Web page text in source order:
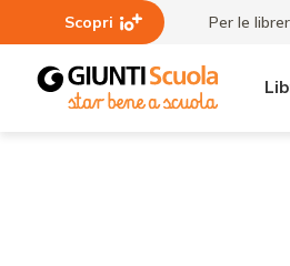
Scopri Per le